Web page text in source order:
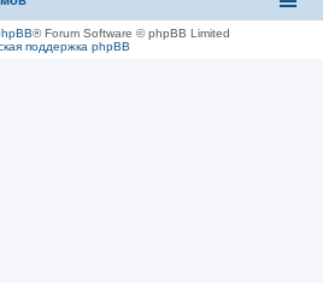
® Forum Software © phpBB Limited
поддержка phpBB